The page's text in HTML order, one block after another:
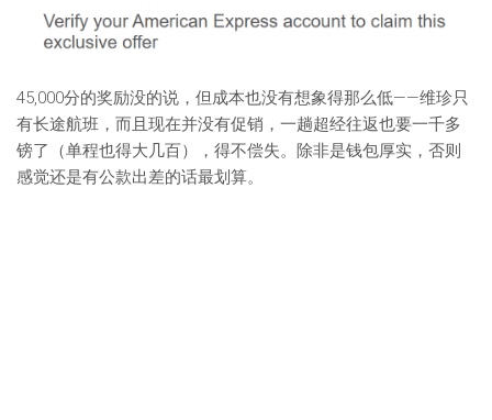
45,000分的奖励没的说，但成本也没有想象得那么低——维珍只
有长途航班，而且现在并没有促销，一趟超经往返也要一千多
镑了（单程也得大几百），得不偿失。除非是钱包厚实，否则
感觉还是有公款出差的话最划算。